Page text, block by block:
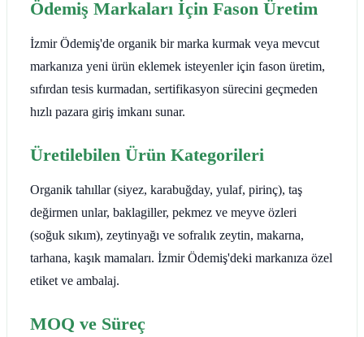
Ödemiş Markaları İçin Fason Üretim
İzmir Ödemiş'de organik bir marka kurmak veya mevcut
markanıza yeni ürün eklemek isteyenler için fason üretim,
sıfırdan tesis kurmadan, sertifikasyon sürecini geçmeden
hızlı pazara giriş imkanı sunar.
Üretilebilen Ürün Kategorileri
Organik tahıllar (siyez, karabuğday, yulaf, pirinç), taş
değirmen unlar, baklagiller, pekmez ve meyve özleri
(soğuk sıkım), zeytinyağı ve sofralık zeytin, makarna,
tarhana, kaşık mamaları. İzmir Ödemiş'deki markanıza özel
etiket ve ambalaj.
MOQ ve Süreç